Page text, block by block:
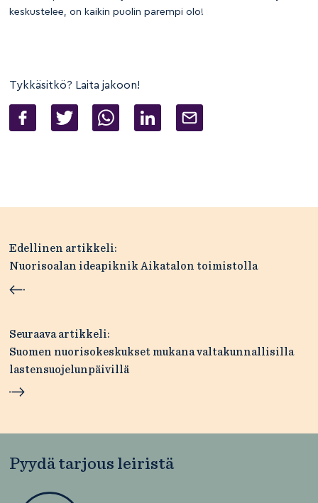
keskustelee, on kaikin puolin parempi olo!
Tykkäsitkö? Laita jakoon!
Artikkelien
selaus
Edellinen artikkeli:
Nuorisoalan ideapiknik Aikatalon toimistolla
Seuraava artikkeli:
Suomen nuorisokeskukset mukana valtakunnallisilla
lastensuojelunpäivillä
Pyydä tarjous leiristä